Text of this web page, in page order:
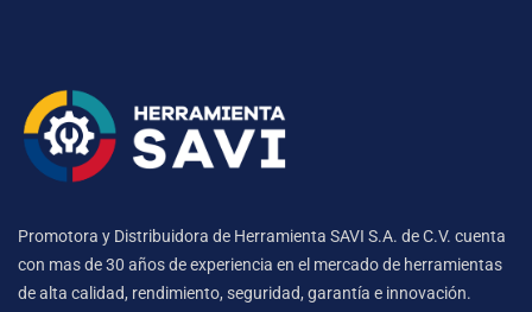
Promotora y Distribuidora de Herramienta SAVI S.A. de C.V. cuenta
con mas de 30 años de experiencia en el mercado de herramientas
de alta calidad, rendimiento, seguridad, garantía e innovación.